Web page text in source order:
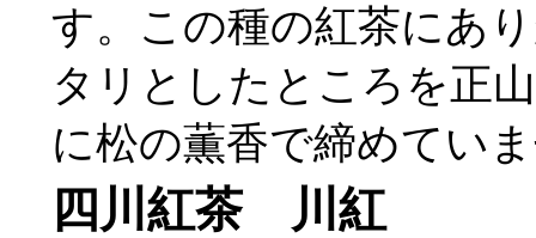
す。この種の紅茶にあ
タリとしたところを正
に松の薫香で締めてい
四川紅茶 川紅